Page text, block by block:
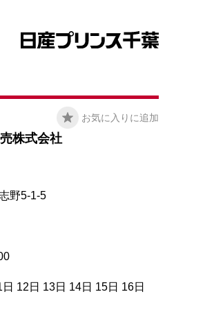
お気に入りに追加
株式会社
野5-1-5
12日 13日 14日 15日 16日